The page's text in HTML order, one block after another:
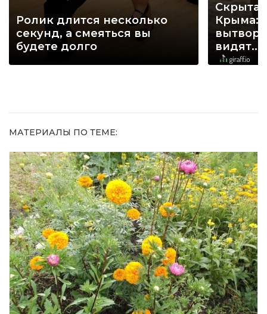
Ролик длится несколько
секунд, а смеяться вы
будете долго
Крыма:
видят...
МАТЕРИАЛЫ ПО ТЕМЕ: